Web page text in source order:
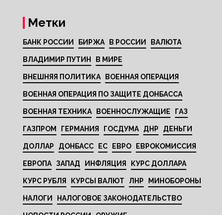
Метки
БАНК РОССИИ БИРЖА В РОССИИ ВАЛЮТА
ВЛАДИМИР ПУТИН В МИРЕ
ВНЕШНЯЯ ПОЛИТИКА ВОЕННАЯ ОПЕРАЦИЯ
ВОЕННАЯ ОПЕРАЦИЯ ПО ЗАЩИТЕ ДОНБАССА
ВОЕННАЯ ТЕХНИКА ВОЕННОСЛУЖАЩИЕ ГАЗ
ГАЗПРОМ ГЕРМАНИЯ ГОСДУМА ДНР ДЕНЬГИ
ДОЛЛАР ДОНБАСС ЕС ЕВРО ЕВРОКОМИССИЯ
ЕВРОПА ЗАПАД ИНФЛЯЦИЯ КУРС ДОЛЛАРА
КУРС РУБЛЯ КУРСЫ ВАЛЮТ ЛНР МИНОБОРОНЫ
НАЛОГИ НАЛОГОВОЕ ЗАКОНОДАТЕЛЬСТВО